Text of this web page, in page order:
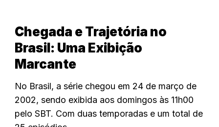
Chegada e Trajetória no
Brasil: Uma Exibição
Marcante
No Brasil, a série chegou em 24 de março de
2002, sendo exibida aos domingos às 11h00
pelo SBT. Com duas temporadas e um total de